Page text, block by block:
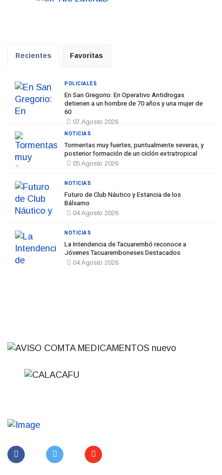
Recientes Favoritas
En San Gregorio: En Operativo Antidrogas
detienen a un hombre de 70 años y una mujer de
60
07 Agosto 2026
POLICIALES
Tormentas muy fuertes, puntualmente severas, y
posterior formación de un ciclón extratropical
05 Agosto 2026
NOTICIAS
Futuro de Club Náutico y Estancia de los
Bálsamo
04 Agosto 2026
NOTICIAS
La Intendencia de Tacuarembó reconoce a
Jóvenes Tacuaremboneses Destacados
04 Agosto 2026
NOTICIAS